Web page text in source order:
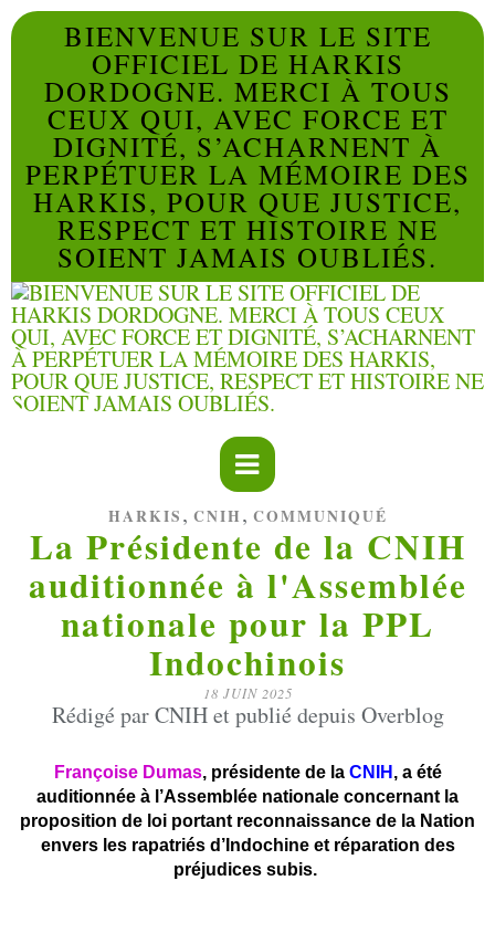
BIENVENUE SUR LE SITE
OFFICIEL DE HARKIS
DORDOGNE. MERCI À TOUS
CEUX QUI, AVEC FORCE ET
DIGNITÉ, S’ACHARNENT À
PERPÉTUER LA MÉMOIRE DES
HARKIS, POUR QUE JUSTICE,
RESPECT ET HISTOIRE NE
SOIENT JAMAIS OUBLIÉS.
HARKIS , CNIH , COMMUNIQUÉ
La Présidente de la CNIH
auditionnée à l'Assemblée
nationale pour la PPL
Indochinois
18 JUIN 2025
Rédigé par CNIH et publié depuis Overblog
Françoise Dumas, présidente de la CNIH , a été
auditionnée à l’Assemblée nationale concernant la
proposition de loi portant reconnaissance de la Nation
envers les rapatriés d’Indochine et réparation des
préjudices subis.